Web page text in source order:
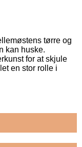
tørre og
kan huske.
for at skjule
en stor rolle i